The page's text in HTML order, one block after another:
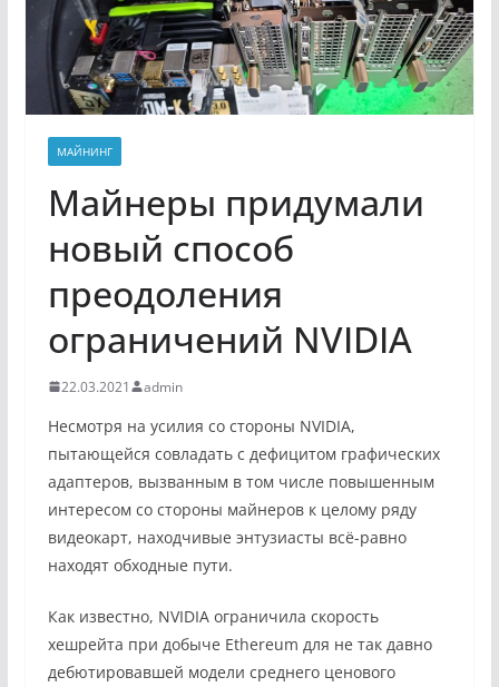
МАЙНИНГ
Майнеры придумали
новый способ
преодоления
ограничений NVIDIA
22.03.2021 admin
Несмотря на усилия со стороны NVIDIA,
пытающейся совладать с дефицитом графических
адаптеров, вызванным в том числе повышенным
интересом со стороны майнеров к целому ряду
видеокарт, находчивые энтузиасты всё-равно
находят обходные пути.
Как известно, NVIDIA ограничила скорость
хешрейта при добыче Ethereum для не так давно
дебютировавшей модели среднего ценового